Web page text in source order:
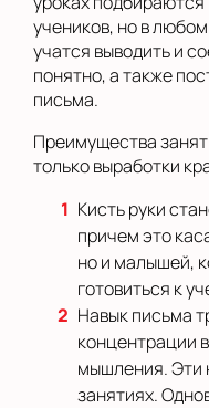
учеников, но в
учатся выводить и
понятно, а также
письма.
Преимущества
только выработки
Кисть руки
причем это
но и малышей,
готовиться к
Навык письма
концентрации
мышления. Эти
занятиях.